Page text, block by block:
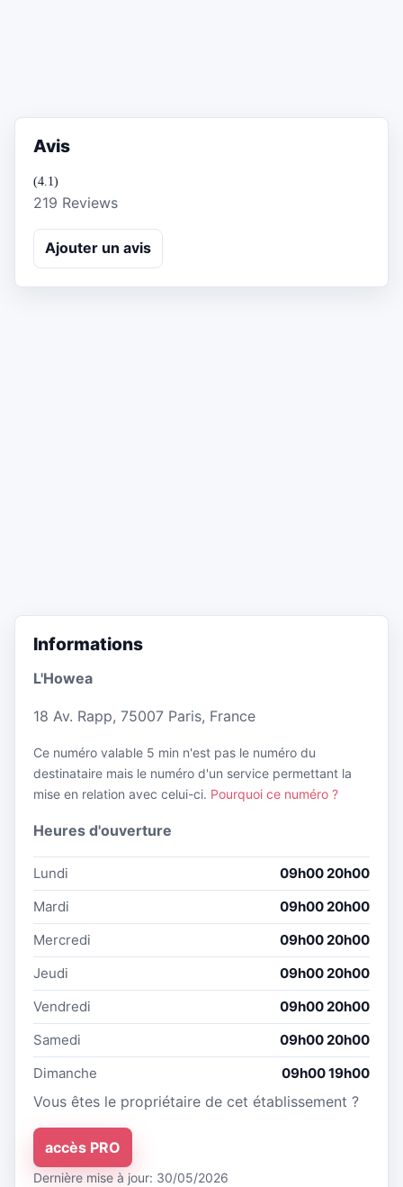
Avis
(4.1)
219 Reviews
Ajouter un avis
Informations
L'Howea
18 Av. Rapp, 75007 Paris, France
Ce numéro valable 5 min n'est pas le numéro du
destinataire mais le numéro d'un service permettant la
mise en relation avec celui-ci. Pourquoi ce numéro ?
Heures d'ouverture
Lundi
09h00 20h00
Mardi
09h00 20h00
Mercredi
09h00 20h00
Jeudi
09h00 20h00
Vendredi
09h00 20h00
Samedi
09h00 20h00
Dimanche
09h00 19h00
Vous êtes le propriétaire de cet établissement ?
accès PRO
Dernière mise à jour: 30/05/2026